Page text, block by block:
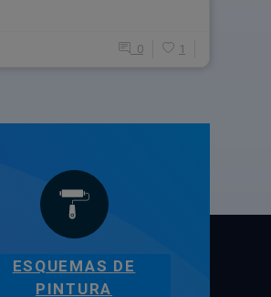
0 1
ESQUEMAS DE
PINTURA